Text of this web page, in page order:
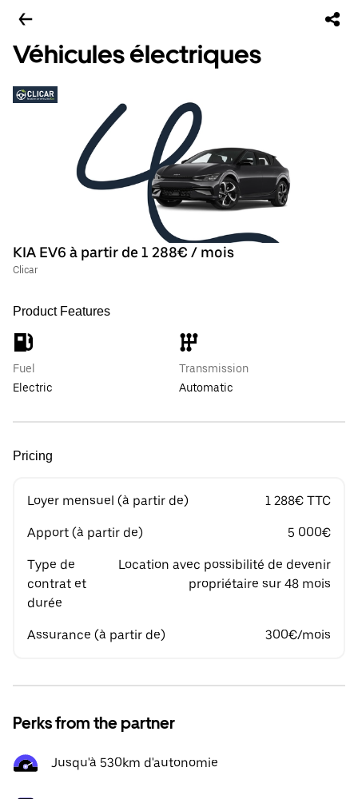
Véhicules électriques
KIA EV6 à partir de 1 288€ / mois
Clicar
Product Features
Fuel
Electric
Transmission
Automatic
Pricing
Loyer mensuel (à partir de) 1 288€ TTC
Apport (à partir de) 5 000€
Type de
contrat et
durée
Location avec possibilité de devenir
propriétaire sur 48 mois
Assurance (à partir de) 300€/mois
Perks from the partner
Jusqu'à 530km d'autonomie